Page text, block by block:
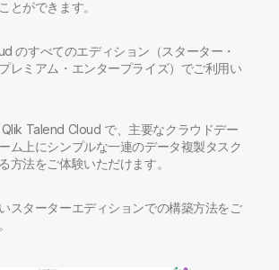
サポート
ポータル
ング
ーム
先
価格
ランで、より優れたインサイトを獲得し、ビジネス成果
ます。
ブラリ
とができます。
のすべてのエディション（スターター・
レミアム・エンタープライズ）でご利用い
Talend Cloud で、主要なクラウドデー
ム上にシンプルな一連のデータ複製タスク
方法をご体験いただけます。
スターターエディションでの構築方法をご